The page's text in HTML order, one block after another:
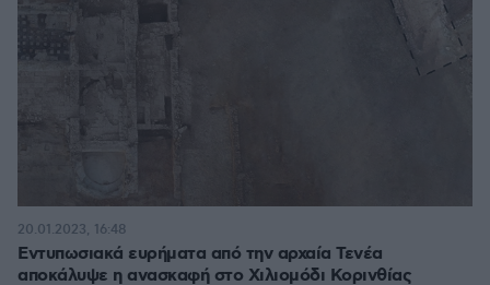
Εντυπωσιακά ευρήματα από την αρχαία Τενέα
αποκάλυψε η ανασκαφή στο Χιλιομόδι Κορινθίας
20.01.2023, 16:48